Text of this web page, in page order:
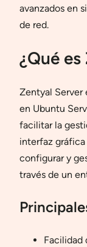
avanzados en
de red.
¿Qué
Zentyal Server
en Ubuntu
facilitar la
interfaz
configurar y
través de un
Facilidad